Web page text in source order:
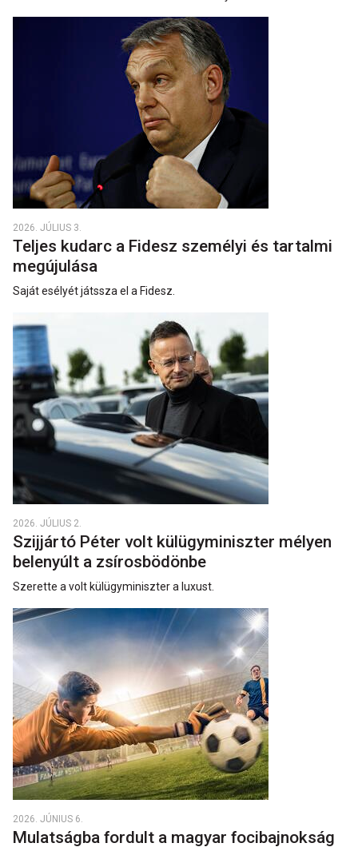
2026. JÚLIUS 3.
Teljes kudarc a Fidesz személyi és tartalmi
megújulása
Saját esélyét játssza el a Fidesz.
2026. JÚLIUS 2.
Szijjártó Péter volt külügyminiszter mélyen
belenyúlt a zsírosbödönbe
Szerette a volt külügyminiszter a luxust.
2026. JÚNIUS 6.
Mulatságba fordult a magyar focibajnokság